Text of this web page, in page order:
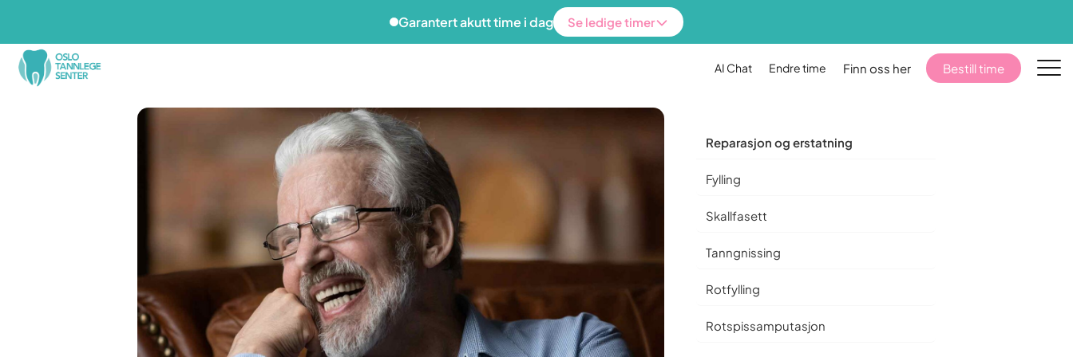
Garantert akutt time i dag Se ledige timer
AI Chat Endre time Finn oss her Bestill time
Trygg start hos en ny tannlege.
Tannimplantat
Tannhelse
Forebyggende behandling
Med jevnlig oppfølging hos oss holder
du tennene friske lenger — og slipper å
tenke på tannlegen til hverdags.
Periodontitt
Stopper utviklingen før det fører til
Funksjon & estetikk
Usynlig regulering — fra kr 34 990.
Hvitere tenner på én behandling.
Edge Bonding
Reparasjon og erstatning
Fylling
Skallfasett
Tanngnissing
Rotfylling
Rotspissamputasjon